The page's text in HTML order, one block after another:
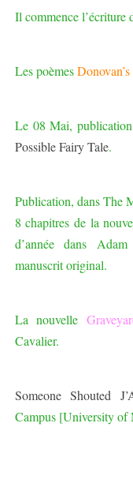
Il commence
Les poèmes
Le 08 Mai,
Possible Fairy Tale.
Publication, dans The
8 chapitres de la
d’année dans
manuscrit original.
La nouvelle
Cavalier.
Someone Shouted
Campus [University of